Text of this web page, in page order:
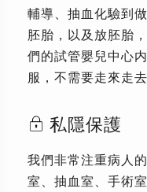
輔導、抽血化驗到
胚胎，以及放胚胎
們的試管嬰兒中心
服，不需要走來走去
私隱保護
我們非常注重病人
室、抽血室、手術